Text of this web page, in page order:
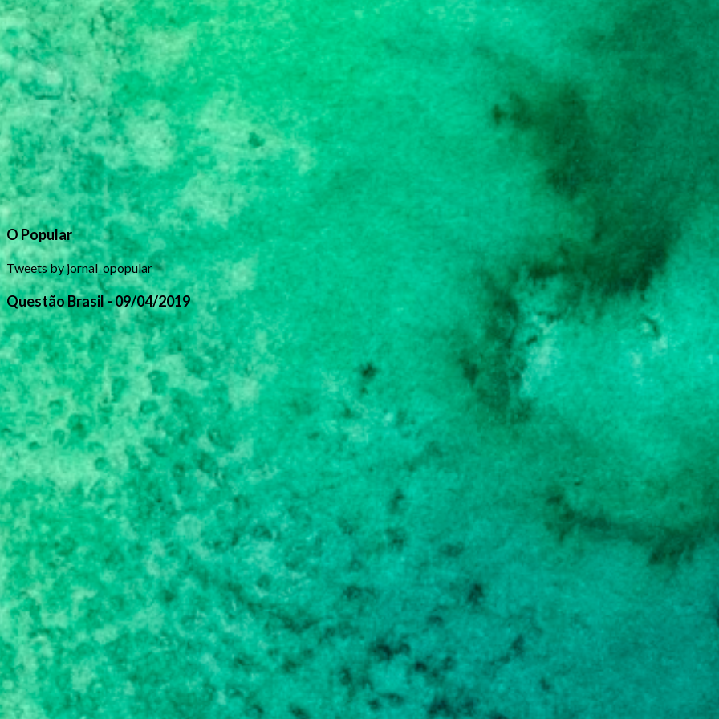
O Popular
Tweets by jornal_opopular
Questão Brasil - 09/04/2019